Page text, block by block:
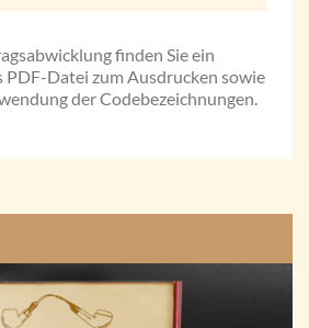
finden Sie ein
PDF-Datei zum Ausdrucken sowie
der Codebezeichnungen.